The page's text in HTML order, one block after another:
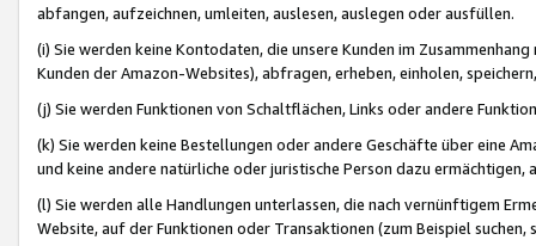
abfangen, aufzeichnen, umleiten, auslesen, auslegen oder ausfüllen.
(i) Sie werden keine Kontodaten, die unsere Kunden im
Kunden der Amazon-Websites), abfragen, erheben, einholen,
(j) Sie werden Funktionen von Schaltflächen, Links oder andere
(k) Sie werden keine Bestellungen oder andere Geschäfte über eine
und keine andere natürliche oder juristische Person dazu
(l) Sie werden alle Handlungen unterlassen, die nach vernünftigem
Website, auf der Funktionen oder Transaktionen (zum Beispiel